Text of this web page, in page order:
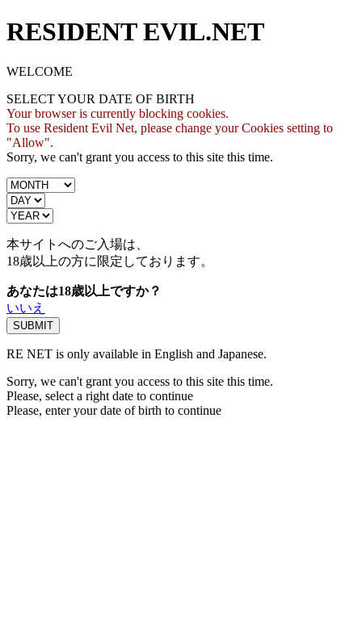
RESIDENT EVIL.NET
WELCOME
SELECT YOUR DATE OF BIRTH
Your browser is currently blocking cookies.
To use Resident Evil Net, please change your Cookies setting to
"Allow".
Sorry, we can't grant you access to this site this time.
本サイトへのご入場は、
18歳以上の方に限定しております。
あなたは18歳以上ですか？
いいえ
RE NET is only available in English and Japanese.
Sorry, we can't grant you access to this site this time.
Please, select a right date to continue
Please, enter your date of birth to continue